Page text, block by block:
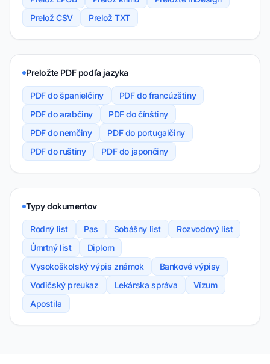
Prelož CSV
Prelož TXT
Preložte PDF podľa jazyka
PDF do španielčiny
PDF do francúzštiny
PDF do arabčiny
PDF do čínštiny
PDF do nemčiny
PDF do portugalčiny
PDF do ruštiny
PDF do japončiny
Typy dokumentov
Rodný list Pas Sobášny list
Rozvodový list
Úmrtný list
Diplom
Vysokoškolský výpis známok
Bankové výpisy
Vodičský preukaz
Lekárska správa
Vízum
Apostila